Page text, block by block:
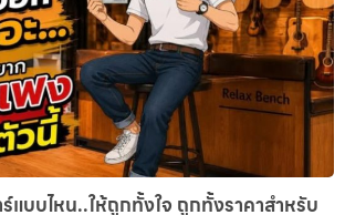
แบบไหน..ให้ถูกทั้งใจ ถูกทั้งราคาสำหรับ